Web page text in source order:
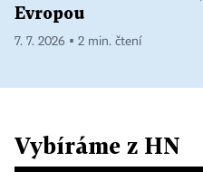
Evropou
7. 7. 2026 ▪ 2 min. čtení
Vybíráme z HN